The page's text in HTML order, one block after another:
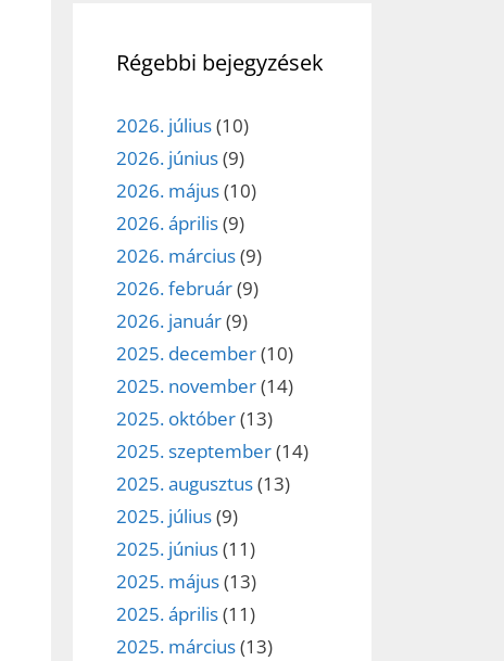
Régebbi bejegyzések
2026. július(10)
2026. június(9)
2026. május(10)
2026. április(9)
2026. március(9)
2026. február(9)
2026. január(9)
2025. december(10)
2025. november(14)
2025. október(13)
2025. szeptember(14)
2025. augusztus(13)
2025. július(9)
2025. június(11)
2025. május(13)
2025. április(11)
2025. március(13)